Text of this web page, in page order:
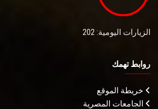
الزيارات اليومية: 202
روابط تهمك
خريطة الموقع
الجامعات المصرية